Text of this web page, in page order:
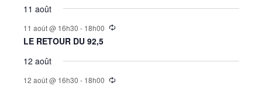
11 août
11 août @ 16h30 - 18h00
LE RETOUR DU 92,5
12 août
12 août @ 16h30 - 18h00